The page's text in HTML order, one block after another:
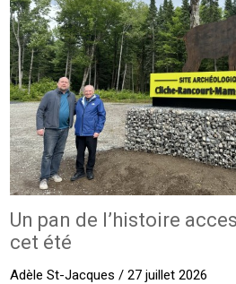
Un pan de l’histoire
cet été
Adèle St-Jacques / 27 juillet 2026